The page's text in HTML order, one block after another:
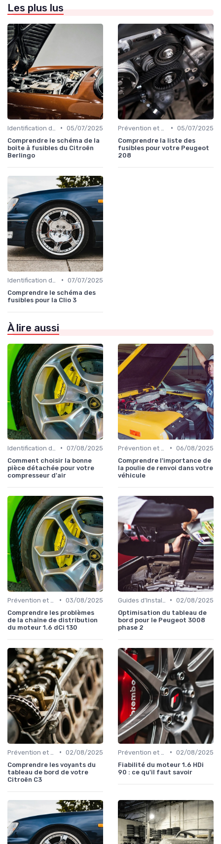
Les plus lus
• 05/07/2025
Comprendre le schéma de la
boîte à fusibles du Citroën
Berlingo
• 05/07/2025
Comprendre la liste des
fusibles pour votre Peugeot
208
• 07/07/2025
Comprendre le schéma des
fusibles pour la Clio 3
À lire aussi
• 07/08/2025
Comment choisir la bonne
pièce détachée pour votre
compresseur d'air
• 06/08/2025
Comprendre l'importance de
la poulie de renvoi dans votre
véhicule
• 03/08/2025
Comprendre les problèmes
de la chaîne de distribution
du moteur 1.6 dCi 130
• 02/08/2025
Optimisation du tableau de
bord pour le Peugeot 3008
phase 2
• 02/08/2025
Comprendre les voyants du
tableau de bord de votre
Citroën C3
• 02/08/2025
Fiabilité du moteur 1.6 HDi
90 : ce qu'il faut savoir